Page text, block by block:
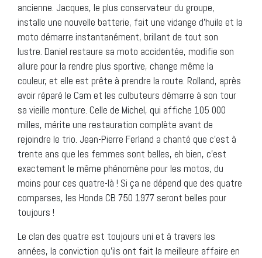
ancienne. Jacques, le plus conservateur du groupe,
installe une nouvelle batterie, fait une vidange d’huile et la
moto démarre instantanément, brillant de tout son
lustre. Daniel restaure sa moto accidentée, modifie son
allure pour la rendre plus sportive, change même la
couleur, et elle est prête à prendre la route. Rolland, après
avoir réparé le Cam et les culbuteurs démarre à son tour
sa vieille monture. Celle de Michel, qui affiche 105 000
milles, mérite une restauration complète avant de
rejoindre le trio. Jean-Pierre Ferland a chanté que c’est à
trente ans que les femmes sont belles, eh bien, c’est
exactement le même phénomène pour les motos, du
moins pour ces quatre-là ! Si ça ne dépend que des quatre
comparses, les Honda CB 750 1977 seront belles pour
toujours !
Le clan des quatre est toujours uni et à travers les
années, la conviction qu’ils ont fait la meilleure affaire en